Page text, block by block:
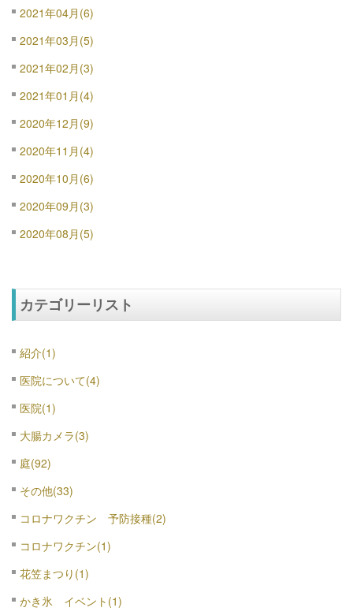
2021年04月(6)
2021年03月(5)
2021年02月(3)
2021年01月(4)
2020年12月(9)
2020年11月(4)
2020年10月(6)
2020年09月(3)
2020年08月(5)
カテゴリーリスト
紹介(1)
医院について(4)
医院(1)
大腸カメラ(3)
庭(92)
その他(33)
コロナワクチン 予防接種(2)
コロナワクチン(1)
花笠まつり(1)
かき氷 イベント(1)